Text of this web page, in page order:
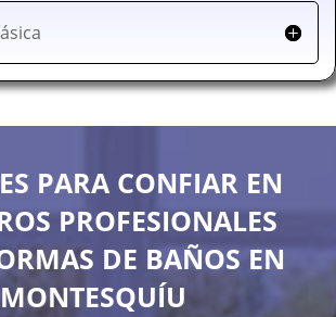
PARA CONFIAR EN
PROFESIONALES
DE BAÑOS EN
MONTESQUÍU